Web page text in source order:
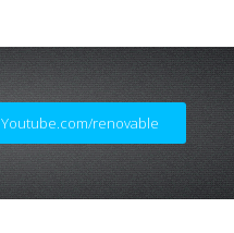
Youtube.com/renovable